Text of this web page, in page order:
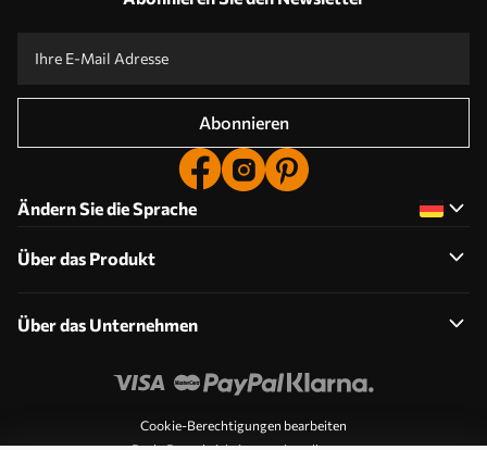
Abonnieren
Ändern Sie die Sprache
Über das Produkt
Über das Unternehmen
Cookie-Berechtigungen bearbeiten